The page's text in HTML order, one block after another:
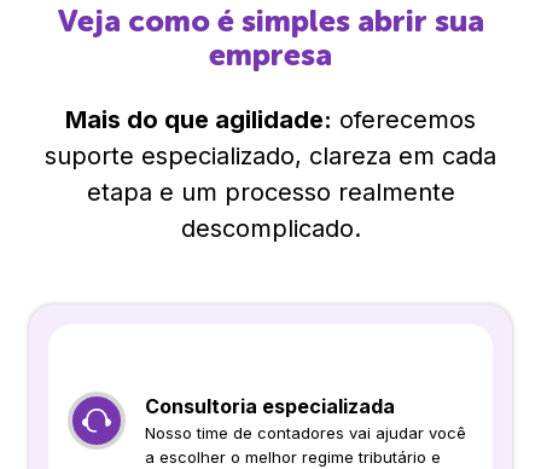
Veja como é simples abrir sua
empresa
Mais do que agilidade: oferecemos
suporte especializado, clareza em cada
etapa e um processo realmente
descomplicado.
Consultoria especializada
Nosso time de contadores vai ajudar você
a escolher o melhor regime tributário e